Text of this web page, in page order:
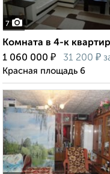
7
Комната в 4-к
1 060 000 ₽ 31 200 ₽
Красная площадь 6